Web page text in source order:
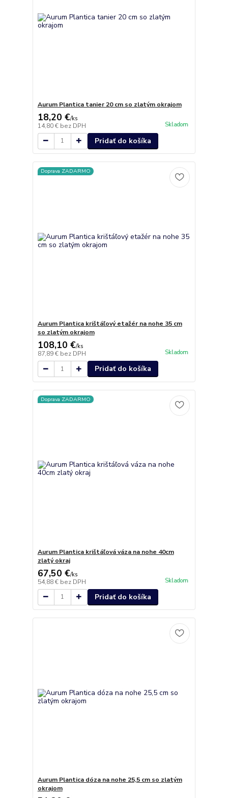
Aurum Plantica tanier 20 cm so zlatým okrajom
18,20 €/ks
14,80 € bez DPH Skladom
Pridať do košíka
Doprava ZADARMO
Aurum Plantica krištáľový etažér na nohe 35 cm
so zlatým okrajom
108,10 €/ks
87,89 € bez DPH Skladom
Pridať do košíka
Doprava ZADARMO
Aurum Plantica krištáľová váza na nohe 40cm
zlatý okraj
67,50 €/ks
54,88 € bez DPH Skladom
Pridať do košíka
Aurum Plantica dóza na nohe 25,5 cm so zlatým
okrajom